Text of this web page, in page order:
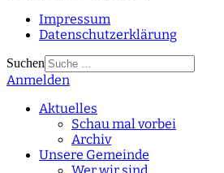
Impressum
Datenschutzerklärung
Suchen
Type 2 or more
Anmelden
Aktuelles
Schau mal vorbei
Archiv
Unsere Gemeinde